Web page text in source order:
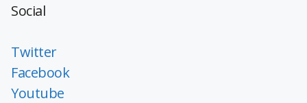
Social
Twitter
Facebook
Youtube